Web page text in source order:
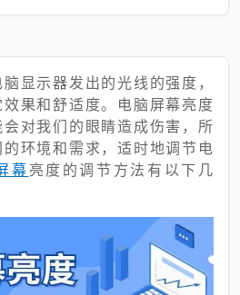
显示器发出的光线的强度，
果和舒适度。电脑屏幕亮度
对我们的眼睛造成伤害，所
环境和需求，适时地调节电
幕亮度的调节方法有以下几